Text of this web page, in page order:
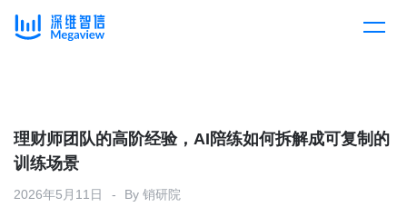
产品总览
产品集成
解决方案
按行业
客户案例
理财师团队的高阶经验，AI陪练如何拆解成可复制的
训练场景
2026年5月11日 By 销研院